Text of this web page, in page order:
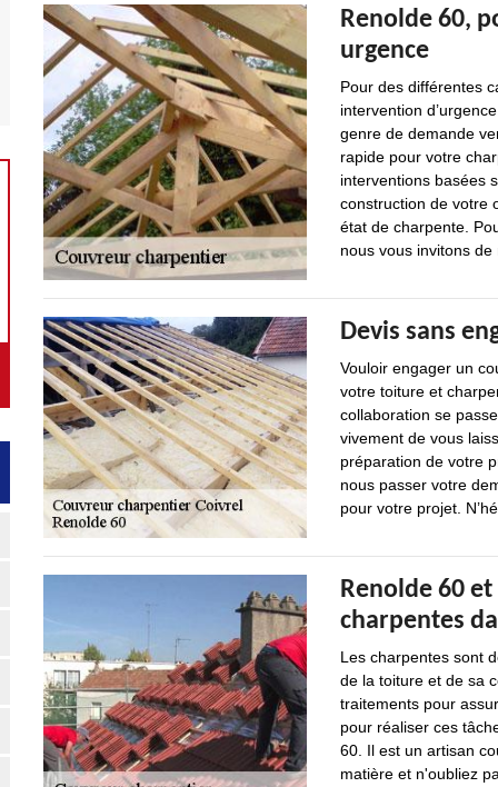
Renolde 60,
urgence
Pour des différentes
intervention
genre de demande
rapide pour votre
interventions basées
construction de votre
état de charpente.
nous vous invitons de
Devis sans
Vouloir engager un
votre toiture et
collaboration se
vivement de vous
préparation de votre
nous passer votre
pour votre projet.
Renolde 60
charpentes
Les charpentes sont
de la toiture et de sa
traitements pour
pour réaliser ces
60. Il est un artisan
matière et n'oubliez